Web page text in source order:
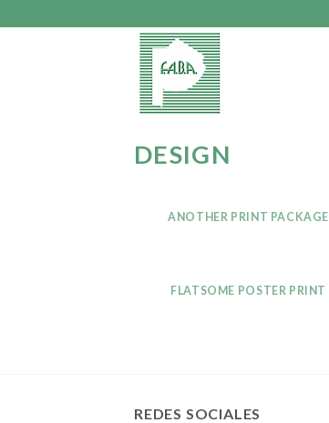
al
DESIGN
ANOTHER PRINT PACKAGE
FLATSOME POSTER PRINT
REDES SOCIALES